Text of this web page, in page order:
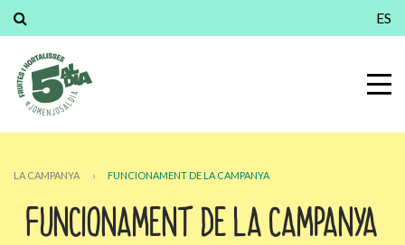
ES
LA CAMPANYA › FUNCIONAMENT DE LA CAMPANYA
FUNCIONAMENT DE LA CAMPANYA